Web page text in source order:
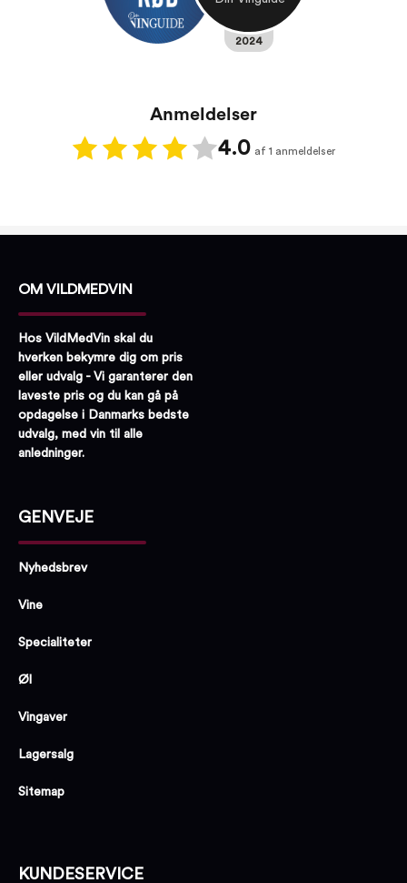
2024
Anmeldelser
4.0 af 1 anmeldelser
OM VILDMEDVIN
Hos VildMedVin skal du
hverken bekymre dig om pris
eller udvalg - Vi garanterer den
laveste pris og du kan gå på
opdagelse i Danmarks bedste
udvalg, med vin til alle
anledninger.
GENVEJE
Nyhedsbrev
Vine
Specialiteter
Øl
Vingaver
Lagersalg
Sitemap
KUNDESERVICE